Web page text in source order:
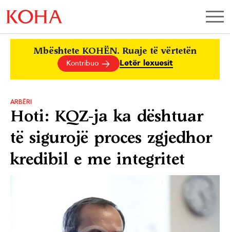
Mbështete KOHËN. Ruaje të vërtetën
Kontribuo Letër lexuesit
ARBËRI
Hoti: KQZ-ja ka dështuar
të sigurojë proces zgjedhor
kredibil e me integritet